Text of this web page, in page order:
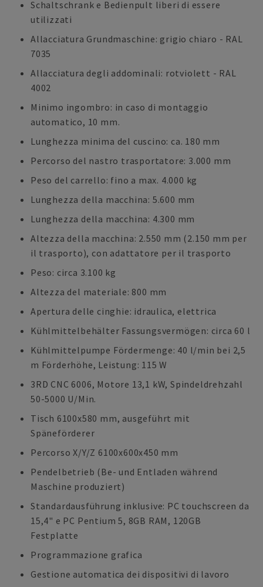
Schaltschrank e Bedienpult liberi di essere
utilizzati
Allacciatura Grundmaschine: grigio chiaro - RAL
7035
Allacciatura degli addominali: rotviolett - RAL
4002
Minimo ingombro: in caso di montaggio
automatico, 10 mm.
Lunghezza minima del cuscino: ca. 180 mm
Percorso del nastro trasportatore: 3.000 mm
Peso del carrello: fino a max. 4.000 kg
Lunghezza della macchina: 5.600 mm
Lunghezza della macchina: 4.300 mm
Altezza della macchina: 2.550 mm (2.150 mm per
il trasporto), con adattatore per il trasporto
Peso: circa 3.100 kg
Altezza del materiale: 800 mm
Apertura delle cinghie: idraulica, elettrica
Kühlmittelbehälter Fassungsvermögen: circa 60 l
Kühlmittelpumpe Fördermenge: 40 l/min bei 2,5
m Förderhöhe, Leistung: 115 W
3RD CNC 6006, Motore 13,1 kW, Spindeldrehzahl
50-5000 U/Min.
Tisch 6100x580 mm, ausgeführt mit
Späneförderer
Percorso X/Y/Z 6100x600x450 mm
Pendelbetrieb (Be- und Entladen während
Maschine produziert)
Standardausführung inklusive: PC touchscreen da
15,4" e PC Pentium 5, 8GB RAM, 120GB
Festplatte
Programmazione grafica
Gestione automatica dei dispositivi di lavoro